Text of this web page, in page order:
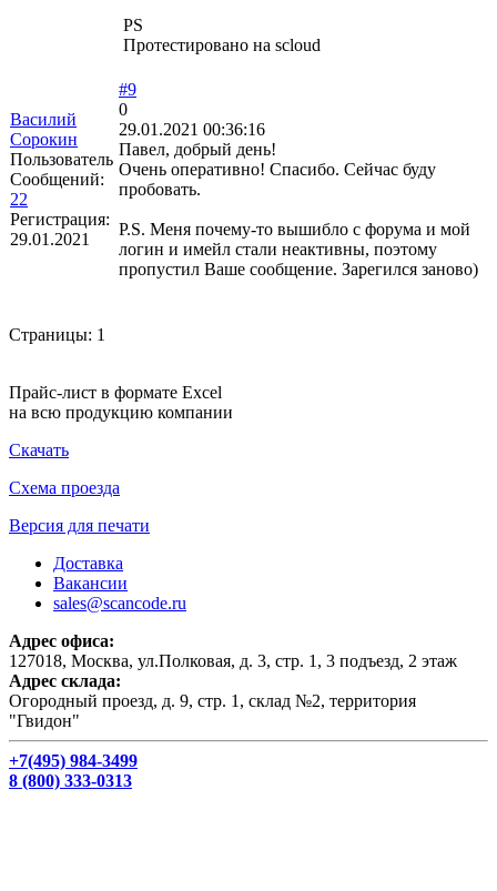
PS
Протестировано на scloud
Василий
Сорокин
Пользователь
Сообщений:
22
Регистрация:
29.01.2021
#9
0
29.01.2021 00:36:16
Павел, добрый день!
Очень оперативно! Спасибо. Сейчас буду
пробовать.
P.S. Меня почему-то вышибло с форума и мой
логин и имейл стали неактивны, поэтому
пропустил Ваше сообщение. Зарегился заново)
Страницы: 1
Прайс-лист в формате Excel
на всю продукцию компании
Скачать
Схема проезда
Версия для печати
Доставка
Вакансии
sales@scancode.ru
Адрес офиса:
127018, Москва, ул.Полковая, д. 3, стр. 1, 3 подъезд, 2 этаж
Адрес склада:
Огородный проезд, д. 9, стр. 1, склад №2, территория
"Гвидон"
+7(495) 984-3499
8 (800) 333-0313